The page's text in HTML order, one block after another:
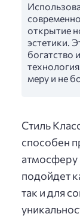
открытие
эстетики.
богатство
меру и не
Стиль
способен
атмосферу
подойдет
так и для